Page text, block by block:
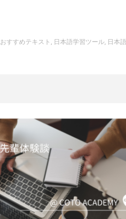
おすすめテキスト 日本語学習ツール, 日本